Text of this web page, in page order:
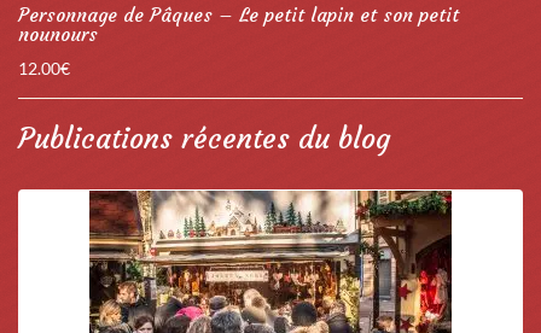
Personnage de Pâques – Le petit lapin et son petit
nounours
12.00€
Publications récentes du blog